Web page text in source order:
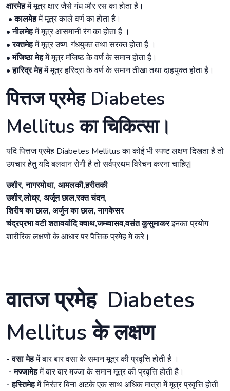
क्षारमेहमें मूत्र क्षार जैसे गंध और रस का होता है।
• कालमेहमें मूत्र काले वर्ण का होता है।
• नीलमेहमें मूत्र आसमानी रंग का होता है ।
• रक्तमेहमें मूत्र उष्ण, गंधयुक्त तथा सरक्त होता है ।
• मंजिष्ठा मेहमें मूत्र मंजिष्ठ के वर्ण के समान होता है।
• हारिद्र मेहमें मूत्र हरिद्रा के वर्ण के समान तीखा तथा दाहयुक्त होता है।
पित्तज प्रमेह Diabetes
Mellitus का चिकित्सा।
यदि पित्तज प्रमेह Diabetes Mellitus का कोई भी स्पष्ट लक्षण दिखता है तो
उपचार हेतु यदि बलवान रोगी है तो सर्वप्रथम विरेचन करना चाहिए|
उशीर, नागरमोथा, आमलकी,हरीतकी
उशीर,लोध्र, अर्जून छाल,रक्त चंदन,
शिरीष का छाल, अर्जुन का छाल, नागकेसर
चंद्रप्रभा वटी शतावर्यादि क्वाथ,जम्ब्वासव,वसंत कुसुमाकरइनका प्रयोग
शारीरिक लक्षणों के आधार पर पैत्तिक प्रमेह मे करे।
वातज प्रमेह Diabetes
Mellitus के लक्षण
- वसा मेहमें बार बार वसा के समान मूत्र की प्रवृत्ति होती है ।
- मज्जामेहमें बार बार मज्जा के समान मूत्र की प्रवृत्ति होती है।
- हस्तिमेहमें निरंतर बिना अटके एक साथ अधिक मात्रा में मूत्र प्रवृत्ति होती